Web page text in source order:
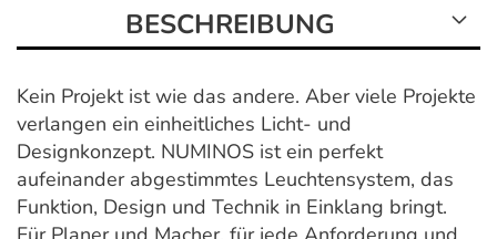
BESCHREIBUNG
Kein Projekt ist wie das andere. Aber viele Projekte
verlangen ein einheitliches Licht- und
Designkonzept. NUMINOS ist ein perfekt
aufeinander abgestimmtes Leuchtensystem, das
Funktion, Design und Technik in Einklang bringt.